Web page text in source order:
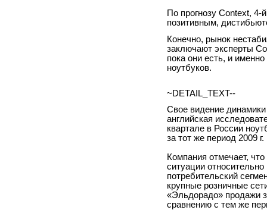
По прогнозу Context, 4-
позитивным,
Конечно, рынок
заключают эксперты
пока они есть, и
ноутбуков.
~DETAIL_TEXT--
Свое видение
английская
квартале в России
за тот же период 2009 г.
Компания отмечает,
ситуации
потребительский
крупные розничные
«Эльдорадо» продажи
сравнению с тем же